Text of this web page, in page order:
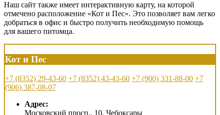
Наш сайт также имеет интерактивную карту, на которой
отмечено расположение «Кот и Пес». Это позволяет вам легко
добраться в офис и быстро получить необходимую помощь
для вашего питомца.
Кот и Пес
+7 (8352) 29-43-60 +7 (8352) 43-43-60 +7 (900) 331-88-00 +7
(906) 387-08-07
Адрес:
Московский просп., 10, Чебоксары